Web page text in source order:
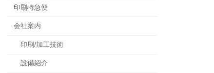
印刷特急便
会社案内
印刷/加工技術
設備紹介